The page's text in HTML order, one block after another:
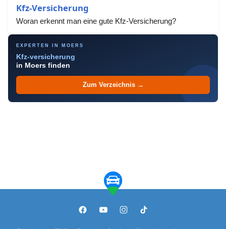
Kfz-Versicherung
Woran erkennt man eine gute Kfz-Versicherung?
EXPERTEN IN MOERS
Kfz-versicherung
in Moers finden
Zum Verzeichnis →